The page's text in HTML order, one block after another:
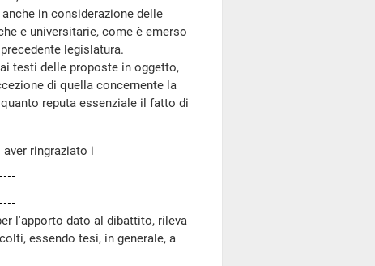
in considerazione delle
e universitarie, come è emerso
legislatura.
testi delle proposte in oggetto,
di quella concernente la
reputa essenziale il fatto di
ringraziato i
l'apporto dato al dibattito, rileva
essendo tesi, in generale, a